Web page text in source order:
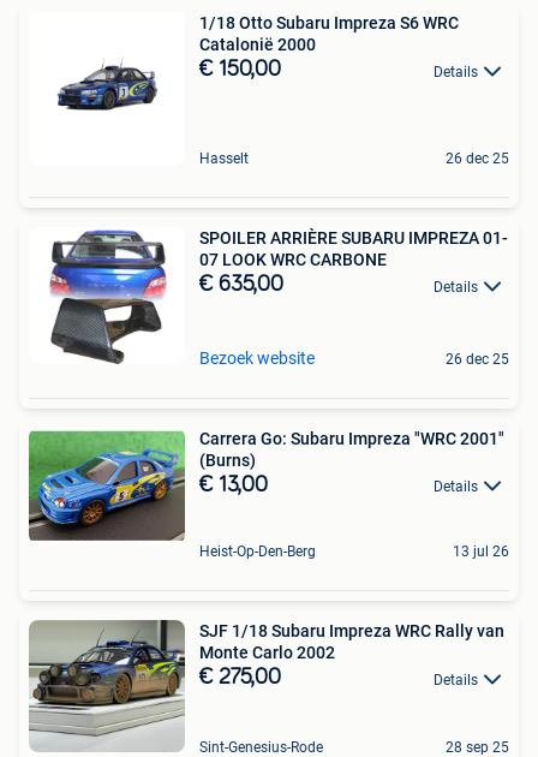
1/18 Otto Subaru Impreza S6 WRC
Catalonië 2000
€ 150,00 Details
Hasselt 26 dec 25
SPOILER ARRIÈRE SUBARU IMPREZA 01-
07 LOOK WRC CARBONE
€ 635,00 Details
Bezoek website 26 dec 25
Carrera Go: Subaru Impreza "WRC 2001"
(Burns)
€ 13,00 Details
Heist-Op-Den-Berg 13 jul 26
SJF 1/18 Subaru Impreza WRC Rally van
Monte Carlo 2002
€ 275,00 Details
Sint-Genesius-Rode 28 sep 25